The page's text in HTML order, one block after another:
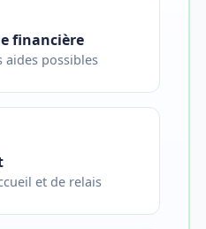
financière
aides possibles
et de relais